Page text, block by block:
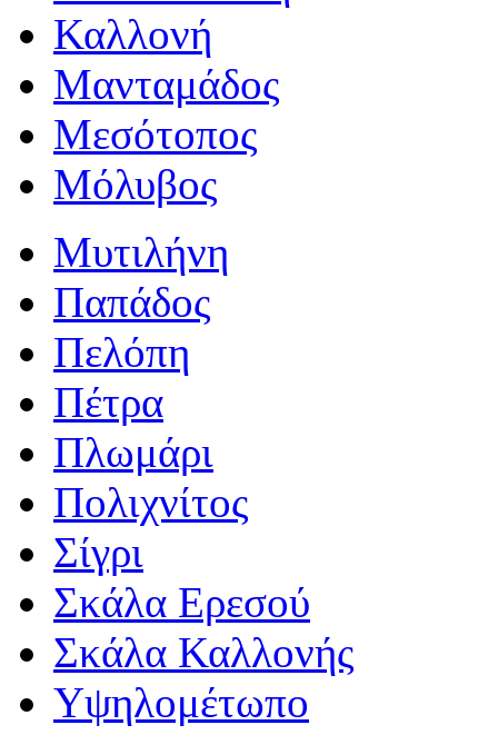
Καλλονή
Μανταμάδος
Μεσότοπος
Μόλυβος
Μυτιλήνη
Παπάδος
Πελόπη
Πέτρα
Πλωμάρι
Πολιχνίτος
Σίγρι
Σκάλα Ερεσού
Σκάλα Καλλονής
Υψηλομέτωπο